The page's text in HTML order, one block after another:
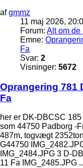
afgmmz
11 maj 2026,
Forum: Alt om de
Emne:
Fa
Svar: 2
Visninger: 5672
Oprangering 781
Fa
her er DK-DBCSC
som 44750 Padborg -
487m, togvægt
G44750
IMG_2484.JPG 3 D-
11 Fa IMG_2485.JPG